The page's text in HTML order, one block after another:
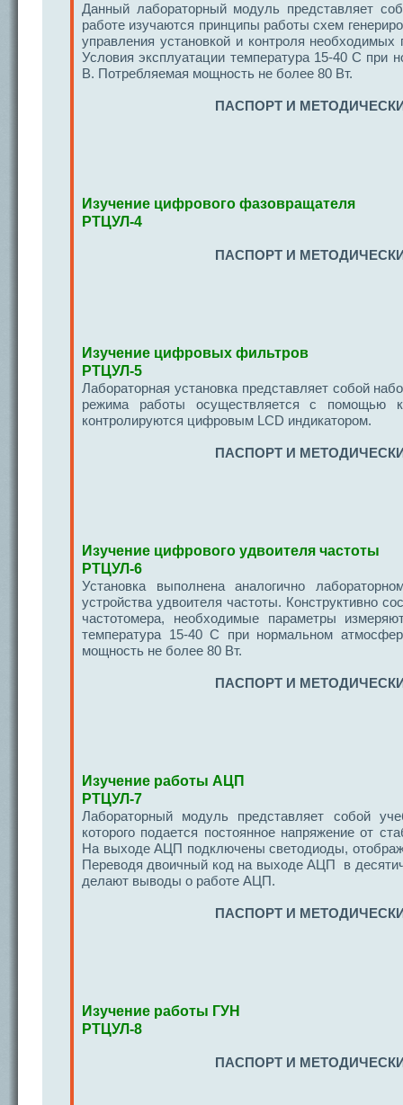
Данный лабораторный модуль представляет
работе изучаются принципы работы схем
управления установкой и контроля
Условия эксплуатации температура 15-40 С при
В. Потребляемая мощность не более 80 Вт.
ПАСПОРТ И
Изучение цифрового фазовращателя
РТЦУЛ-4
ПАСПОРТ И
Изучение цифровых фильтров
РТЦУЛ-5
Лабораторная установка представляет собой
режима работы осуществляется с помощью
контролируются цифровым LCD индикатором.
ПАСПОРТ И
Изучение цифрового удвоителя частоты
РТЦУЛ-6
Установка выполнена аналогично
устройства удвоителя частоты. Конструктивно
частотомера, необходимые параметры
температура 15-40 С при нормальном
мощность не более 80 Вт.
ПАСПОРТ И
Изучение работы АЦП
РТЦУЛ-7
Лабораторный модуль представляет собой
которого подается постоянное напряжение от
На выходе АЦП подключены светодиоды,
Переводя двоичный код на выходе АЦП в
делают выводы о работе АЦП.
ПАСПОРТ И
Изучение работы ГУН
РТЦУЛ-8
ПАСПОРТ И